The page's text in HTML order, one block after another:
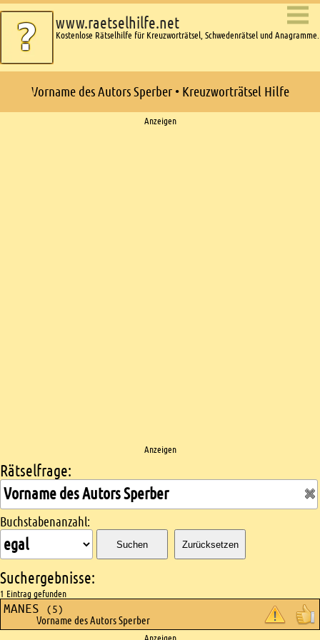
www.raetselhilfe.net
Kostenlose Rätselhilfe für Kreuzworträtsel, Schwedenrätsel und Anagramme.
Vorname des Autors Sperber • Kreuzworträtsel Hilfe
Anzeigen
Anzeigen
Kreuzworträtsel suchen
Rätselfrage:
Buchstabenanzahl:
Suchen Zurücksetzen
Suchergebnisse:
1 Eintrag gefunden
MANES (5)
Vorname des Autors Sperber